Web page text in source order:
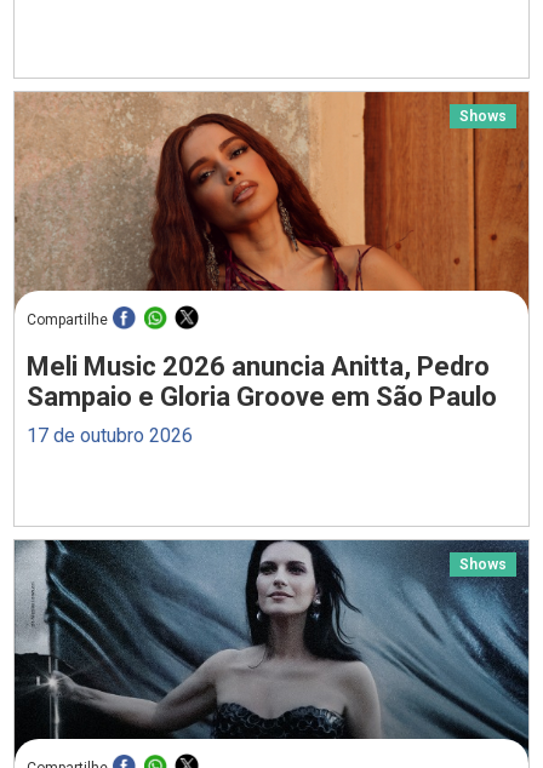
Shows
Compartilhe
Meli Music 2026 anuncia Anitta, Pedro
Sampaio e Gloria Groove em São Paulo
17 de outubro 2026
Shows